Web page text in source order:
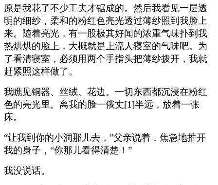
原是我花了不少工夫才锯成的。然后我看见一层透
明的细纱，柔和的粉红色亮光透过薄纱照到我脸上
来。随着亮光，有一股极其好闻的浓重气味扑到我
热烘烘的脸上，大概就是上流人寝室的气味吧。为
了看清寝室，必须用两个手指头把薄纱拨开，我就
赶紧照这样做了。
我瞧见铜器、丝绒、花边。一切东西都沉浸在粉红
色的亮光里。离我的脸一俄丈[1]半远，放着一张
床。
“让我到你的小洞那儿去，”父亲说着，焦急地推开
我的身子，“你那儿看得清楚！”
我没说话。